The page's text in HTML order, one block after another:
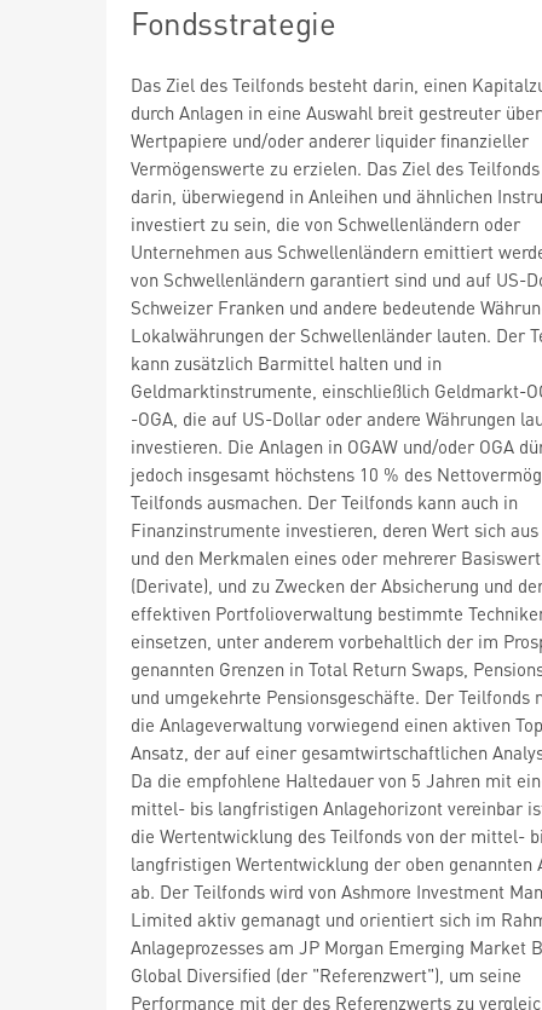
Fondsstrategie
Das Ziel des Teilfonds besteht darin, einen
durch Anlagen in eine Auswahl breit gestreuter
Wertpapiere und/oder anderer liquider finanzieller
Vermögenswerte zu erzielen. Das Ziel des
darin, überwiegend in Anleihen und ähnlichen
investiert zu sein, die von Schwellenländern oder
Unternehmen aus Schwellenländern emittiert
von Schwellenländern garantiert sind und auf US-
Schweizer Franken und andere bedeutende
Lokalwährungen der Schwellenländer lauten. Der
kann zusätzlich Barmittel halten und in
Geldmarktinstrumente, einschließlich Geldmarkt-
-OGA, die auf US-Dollar oder andere Währungen
investieren. Die Anlagen in OGAW und/oder OGA
jedoch insgesamt höchstens 10 % des
Teilfonds ausmachen. Der Teilfonds kann auch in
Finanzinstrumente investieren, deren Wert sich
und den Merkmalen eines oder mehrerer
(Derivate), und zu Zwecken der Absicherung und
effektiven Portfolioverwaltung bestimmte
einsetzen, unter anderem vorbehaltlich der im
genannten Grenzen in Total Return Swaps,
und umgekehrte Pensionsgeschäfte. Der Teilfonds
die Anlageverwaltung vorwiegend einen aktiven
Ansatz, der auf einer gesamtwirtschaftlichen
Da die empfohlene Haltedauer von 5 Jahren mit
mittel- bis langfristigen Anlagehorizont vereinbar
die Wertentwicklung des Teilfonds von der mittel-
langfristigen Wertentwicklung der oben genannten
ab. Der Teilfonds wird von Ashmore Investment
Limited aktiv gemanagt und orientiert sich im
Anlageprozesses am JP Morgan Emerging Market
Global Diversified (der "Referenzwert"), um seine
Performance mit der des Referenzwerts zu